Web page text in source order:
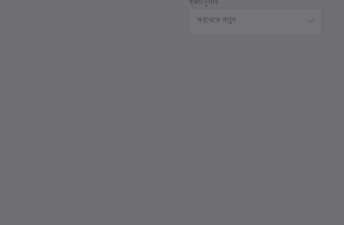
সবথেকে নতুন